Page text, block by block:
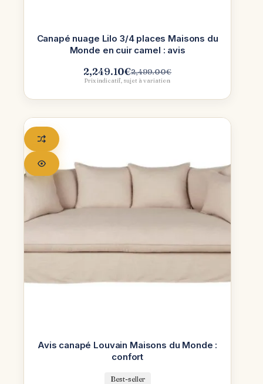
Canapé nuage Lilo 3/4 places Maisons du
Monde en cuir camel : avis
2,499.00€
Le
initial
2,249.10€Le
actuel
Prix indicatif, sujet à variation
Avis canapé Louvain Maisons du Monde :
confort
Best-seller